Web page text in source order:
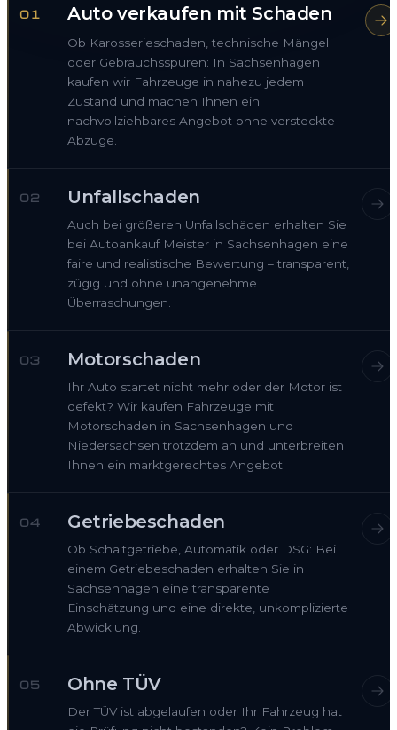
01 Auto verkaufen mit Schaden
Ob Karosserieschaden, technische Mängel
oder Gebrauchsspuren: In Sachsenhagen
kaufen wir Fahrzeuge in nahezu jedem
Zustand und machen Ihnen ein
nachvollziehbares Angebot ohne versteckte
Abzüge.
02 Unfallschaden
Auch bei größeren Unfallschäden erhalten Sie
bei Autoankauf Meister in Sachsenhagen eine
faire und realistische Bewertung – transparent,
zügig und ohne unangenehme
Überraschungen.
03 Motorschaden
Ihr Auto startet nicht mehr oder der Motor ist
defekt? Wir kaufen Fahrzeuge mit
Motorschaden in Sachsenhagen und
Niedersachsen trotzdem an und unterbreiten
Ihnen ein marktgerechtes Angebot.
04 Getriebeschaden
Ob Schaltgetriebe, Automatik oder DSG: Bei
einem Getriebeschaden erhalten Sie in
Sachsenhagen eine transparente
Einschätzung und eine direkte, unkomplizierte
Abwicklung.
05 Ohne TÜV
Der TÜV ist abgelaufen oder Ihr Fahrzeug hat